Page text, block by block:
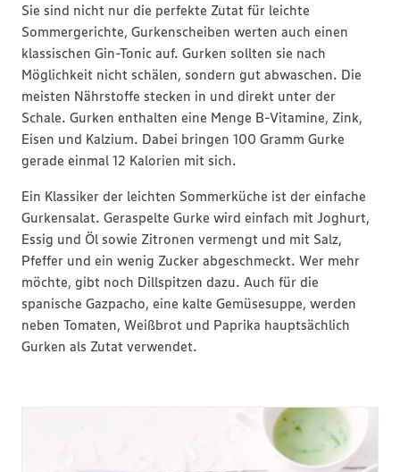
Sie sind nicht nur die perfekte Zutat für leichte
Sommergerichte, Gurkenscheiben werten auch einen
klassischen Gin-Tonic auf. Gurken sollten sie nach
Möglichkeit nicht schälen, sondern gut abwaschen. Die
meisten Nährstoffe stecken in und direkt unter der
Schale. Gurken enthalten eine Menge B-Vitamine, Zink,
Eisen und Kalzium. Dabei bringen 100 Gramm Gurke
gerade einmal 12 Kalorien mit sich.
Ein Klassiker der leichten Sommerküche ist der einfache
Gurkensalat. Geraspelte Gurke wird einfach mit Joghurt,
Essig und Öl sowie Zitronen vermengt und mit Salz,
Pfeffer und ein wenig Zucker abgeschmeckt. Wer mehr
möchte, gibt noch Dillspitzen dazu. Auch für die
spanische Gazpacho, eine kalte Gemüsesuppe, werden
neben Tomaten, Weißbrot und Paprika hauptsächlich
Gurken als Zutat verwendet.